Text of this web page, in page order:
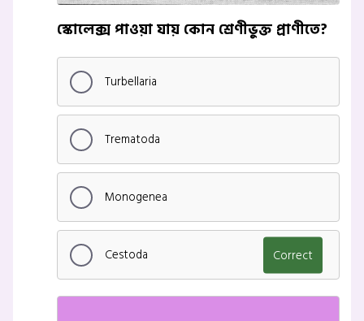
স্কোলেক্স পাওয়া যায় কোন শ্রেণীভুক্ত প্রাণীতে?
Turbellaria
Trematoda
Monogenea
Cestoda Correct